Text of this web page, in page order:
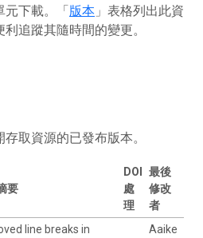
元下載。「版本 」表格列出此資
追蹤其隨時間的變更。
取資源的已發布版本。
要
DOI
處
理
最後
修改
者
line breaks in
Aaike